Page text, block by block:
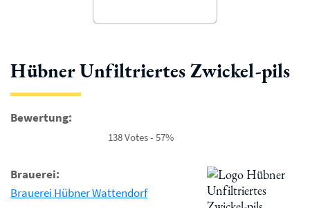
Hübner Unfiltriertes Zwickel-pils
Bewertung:
138 Votes - 57%
Brauerei:
Brauerei Hübner Wattendorf